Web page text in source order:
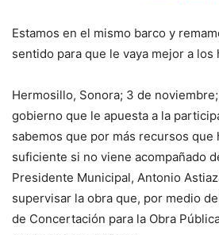
Estamos en el mismo barco y
sentido para que le vaya mejor a
Hermosillo, Sonora; 3 de
gobierno que le apuesta a la
sabemos que por más recursos que
suficiente si no viene acompañado
Presidente Municipal, Antonio
supervisar la obra que, por medio
de Concertación para la Obra